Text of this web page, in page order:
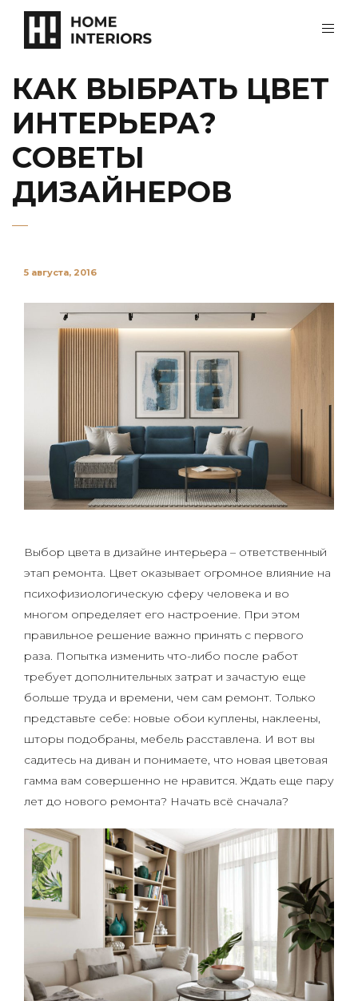
КАК ВЫБРАТЬ ЦВЕТ
ИНТЕРЬЕРА?
СОВЕТЫ
ДИЗАЙНЕРОВ
5 августа, 2016
Выбор цвета в дизайне интерьера – ответственный
этап ремонта. Цвет оказывает огромное влияние на
психофизиологическую сферу человека и во
многом определяет его настроение. При этом
правильное решение важно принять с первого
раза. Попытка изменить что-либо после работ
требует дополнительных затрат и зачастую еще
больше труда и времени, чем сам ремонт. Только
представьте себе: новые обои куплены, наклеены,
шторы подобраны, мебель расставлена. И вот вы
садитесь на диван и понимаете, что новая цветовая
гамма вам совершенно не нравится. Ждать еще пару
лет до нового ремонта? Начать всё сначала?